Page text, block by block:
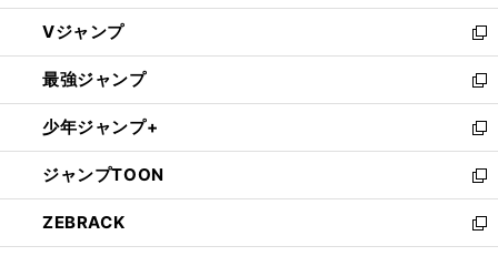
ウ
ィ
ン
ド
ウ
で
開
く
し
い
ウ
ィ
ン
ド
ウ
で
開
く
Vジャンプ
新
し
い
ウ
ィ
ン
ド
ウ
で
開
最強ジャンプ
新
し
い
ウ
ィ
ン
ド
ウ
少年ジャンプ+
新
し
い
ウ
ィ
ン
ジャンプTOON
新
し
い
ウ
ZEBRACK
新
し